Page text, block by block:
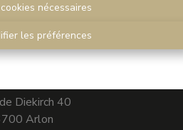
nécessaires
les préférences
vous propose ses services
Diekirch 40
Arlon